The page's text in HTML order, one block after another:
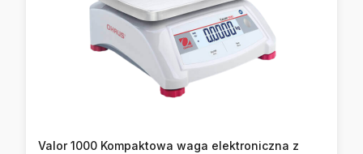
Valor 1000 Kompaktowa waga elektroniczna z